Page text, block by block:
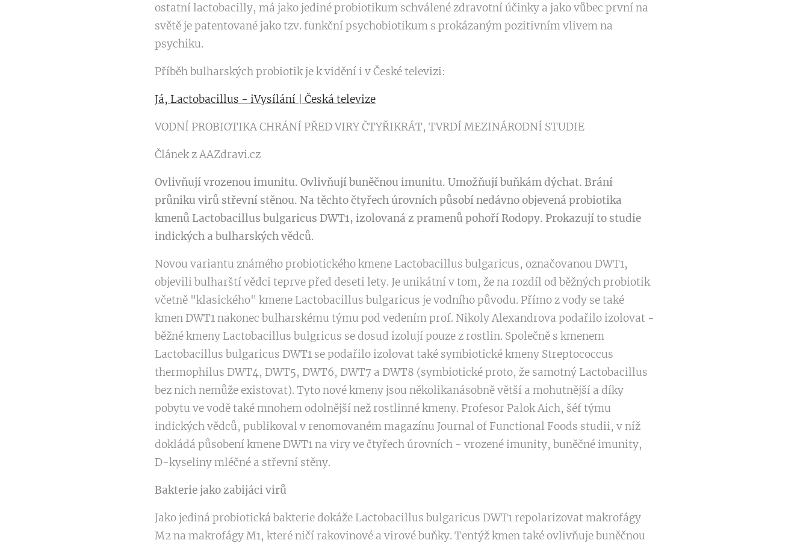
ostatní lactobacilly, má jako jediné probiotikum schválené zdravotní účinky a jako vůbec první na
světě je patentované jako tzv. funkční psychobiotikum s prokázaným pozitivním vlivem na
psychiku.
Příběh bulharských probiotik je k vidění i v České televizi:
Já, Lactobacillus - iVysílání | Česká televize
VODNÍ PROBIOTIKA CHRÁNÍ PŘED VIRY ČTYŘIKRÁT, TVRDÍ MEZINÁRODNÍ STUDIE
Článek z AAZdravi.cz
Ovlivňují vrozenou imunitu. Ovlivňují buněčnou imunitu. Umožňují buňkám dýchat. Brání
průniku virů střevní stěnou. Na těchto čtyřech úrovních působí nedávno objevená probiotika
kmenů Lactobacillus bulgaricus DWT1, izolovaná z pramenů pohoří Rodopy. Prokazují to studie
indických a bulharských vědců.
Novou variantu známého probiotického kmene Lactobacillus bulgaricus, označovanou DWT1,
objevili bulharští vědci teprve před deseti lety. Je unikátní v tom, že na rozdíl od běžných probiotik
včetně "klasického" kmene Lactobacillus bulgaricus je vodního původu. Přímo z vody se také
kmen DWT1 nakonec bulharskému týmu pod vedením prof. Nikoly Alexandrova podařilo izolovat -
běžné kmeny Lactobacillus bulgricus se dosud izolují pouze z rostlin. Společně s kmenem
Lactobacillus bulgaricus DWT1 se podařilo izolovat také symbiotické kmeny Streptococcus
thermophilus DWT4, DWT5, DWT6, DWT7 a DWT8 (symbiotické proto, že samotný Lactobacillus
bez nich nemůže existovat). Tyto nové kmeny jsou několikanásobně větší a mohutnější a díky
pobytu ve vodě také mnohem odolnější než rostlinné kmeny. Profesor Palok Aich, šéf týmu
indických vědců, publikoval v renomovaném magazínu Journal of Functional Foods studii, v níž
dokládá působení kmene DWT1 na viry ve čtyřech úrovních - vrozené imunity, buněčné imunity,
D-kyseliny mléčné a střevní stěny.
Bakterie jako zabijáci virů
Jako jediná probiotická bakterie dokáže Lactobacillus bulgaricus DWT1 repolarizovat makrofágy
M2 na makrofágy M1, které ničí rakovinové a virové buňky. Tentýž kmen také ovlivňuje buněčnou